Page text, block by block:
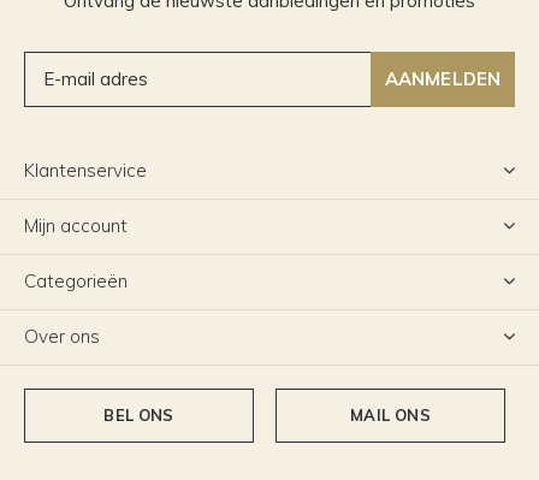
AANMELDEN
Klantenservice
Mijn account
Categorieën
Over ons
BEL ONS MAIL ONS